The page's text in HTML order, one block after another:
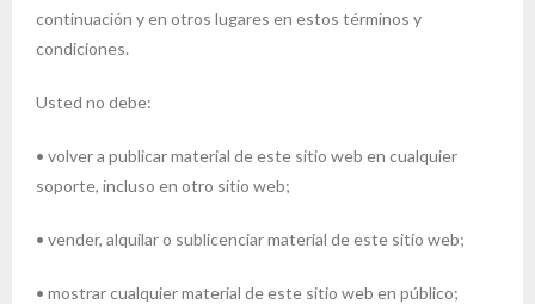
continuación y en otros lugares en estos términos y
condiciones.
Usted no debe:
• volver a publicar material de este sitio web en cualquier
soporte, incluso en otro sitio web;
• vender, alquilar o sublicenciar material de este sitio web;
• mostrar cualquier material de este sitio web en público;